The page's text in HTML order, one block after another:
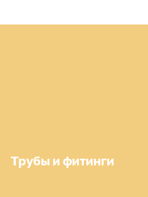
Трубы и фитинги